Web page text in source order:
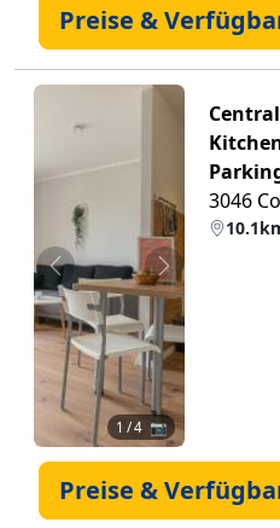
Preise &
Zurück Weiter
1 / 4 📷
3046
Preise &